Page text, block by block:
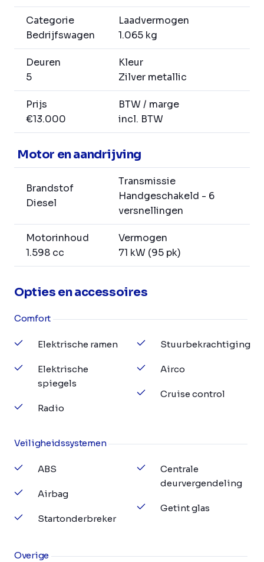
Categorie
Bedrijfswagen
Laadvermogen
1.065 kg
Deuren
5
Kleur
Zilver metallic
Prijs
€13.000
BTW / marge
incl. BTW
Motor en aandrijving
Brandstof
Diesel
Transmissie
Handgeschakeld - 6
versnellingen
Motorinhoud
1.598 cc
Vermogen
71 kW (95 pk)
Opties en accessoires
Comfort
Elektrische ramen
Elektrische
spiegels
Radio
Stuurbekrachtiging
Airco
Cruise control
Veiligheidssystemen
ABS
Airbag
Startonderbreker
Centrale
deurvergendeling
Getint glas
Overige